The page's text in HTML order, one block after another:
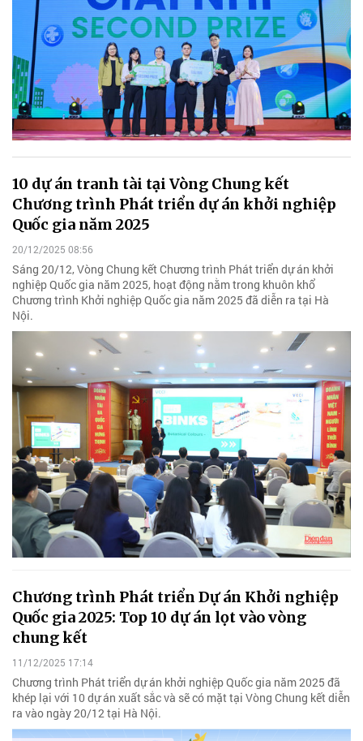
10 dự án tranh tài tại Vòng Chung kết
Chương trình Phát triển dự án khởi nghiệp
Quốc gia năm 2025
20/12/2025 08:56
Sáng 20/12, Vòng Chung kết Chương trình Phát triển dự án khởi
nghiệp Quốc gia năm 2025, hoạt động nằm trong khuôn khổ
Chương trình Khởi nghiệp Quốc gia năm 2025 đã diễn ra tại Hà
Nội.
Chương trình Phát triển Dự án Khởi nghiệp
Quốc gia 2025: Top 10 dự án lọt vào vòng
chung kết
11/12/2025 17:14
Chương trình Phát triển dự án khởi nghiệp Quốc gia năm 2025 đã
khép lại với 10 dự án xuất sắc và sẽ có mặt tại Vòng Chung kết diễn
ra vào ngày 20/12 tại Hà Nội.